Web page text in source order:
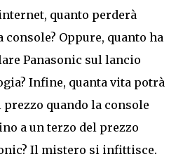
quanto perderà
Oppure, quanto ha
Panasonic sul lancio
Infine, quanta vita potrà
quando la console
a un terzo del prezzo
Il mistero si infittisce.